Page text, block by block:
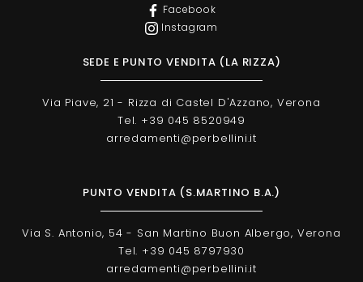
Facebook
Instagram
SEDE E PUNTO VENDITA (LA RIZZA)
Via Piave, 21 - Rizza di Castel D'Azzano, Verona
Tel. +39 045 8520949
arredamenti@perbellini.it
PUNTO VENDITA (S.MARTINO B.A.)
Via S. Antonio, 54 - San Martino Buon Albergo, Verona
Tel. +39 045 8797930
arredamenti@perbellini.it